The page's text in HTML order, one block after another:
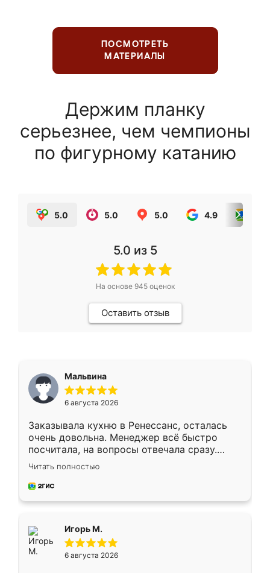
ПОСМОТРЕТЬ
МАТЕРИАЛЫ
Держим планку
серьезнее, чем чемпионы
по фигурному катанию
5.0 5.0 5.0 4.9
5.0 из 5
На основе 945оценок
Оставить отзыв
Мальвина
6 августа 2026
Заказывала кухню в Ренессанс, осталась
очень довольна. Менеджер всё быстро
посчитала, на вопросы отвечала сразу.
Замерщик приехал в субботу, подошёл к
делу со всей ответственностью. Собрали
за день, ребята работали аккуратно, даже
Читать полностью
Игорь М.
6 августа 2026